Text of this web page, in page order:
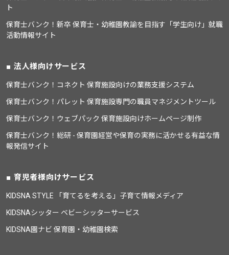
ト
保育士バンク！新卒 保育士・幼稚園教諭を目指す「学生向け」就職
活動情報サイト
法人様向けサービス
保育士バンク！コネクト 保育施設向けの業務支援システム
保育士バンク！パレット 保育施設専門の職員マネジメントツール
保育士バンク！ウェブパック 保育施設向けホームページ制作
保育士バンク！総研 - 保育園経営や保育の実務に活かせる有益な情
報発信サイト
育児者様向けサービス
KIDSNA STYLE 「育てるを考える」子育て情報メディア
KIDSNAシッター ベビーシッターサービス
KIDSNA園ナビ 保育園・幼稚園検索